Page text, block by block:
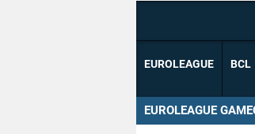
EUROLEAGUE BCL
EUROLEAGUE